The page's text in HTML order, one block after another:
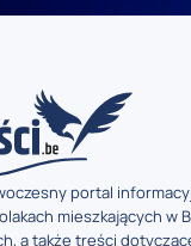
portal
mieszkających w
a także treści